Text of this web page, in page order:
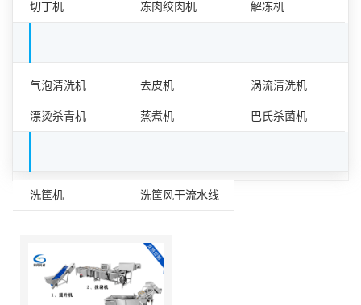
成型机）
切丁机 冻肉绞肉机 解冻机
果蔬加工设备单机
气泡清洗机 去皮机 涡流清洗机
漂烫杀青机 蒸煮机 巴氏杀菌机
容器清洗设备
洗筐机 洗筐风干流水线